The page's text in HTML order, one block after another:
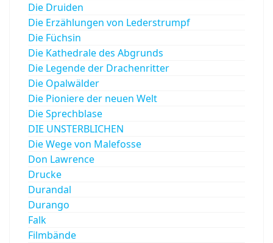
Die Druiden
Die Erzählungen von Lederstrumpf
Die Füchsin
Die Kathedrale des Abgrunds
Die Legende der Drachenritter
Die Opalwälder
Die Pioniere der neuen Welt
Die Sprechblase
DIE UNSTERBLICHEN
Die Wege von Malefosse
Don Lawrence
Drucke
Durandal
Durango
Falk
Filmbände